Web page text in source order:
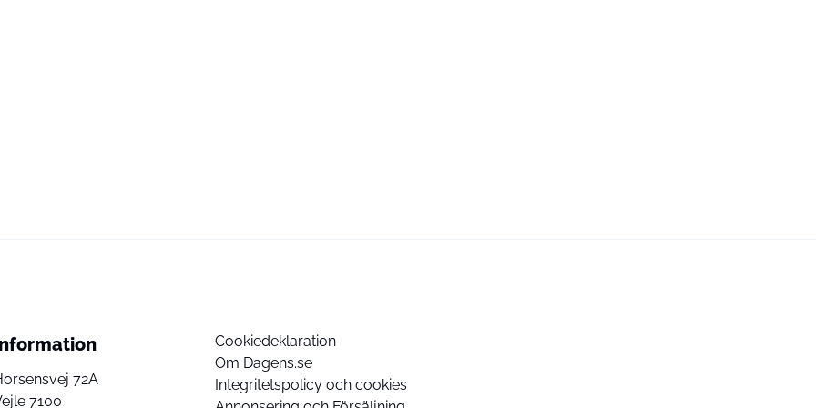
72A
7100
Cookiedeklaration
Om Dagens.se
Integritetspolicy och cookies